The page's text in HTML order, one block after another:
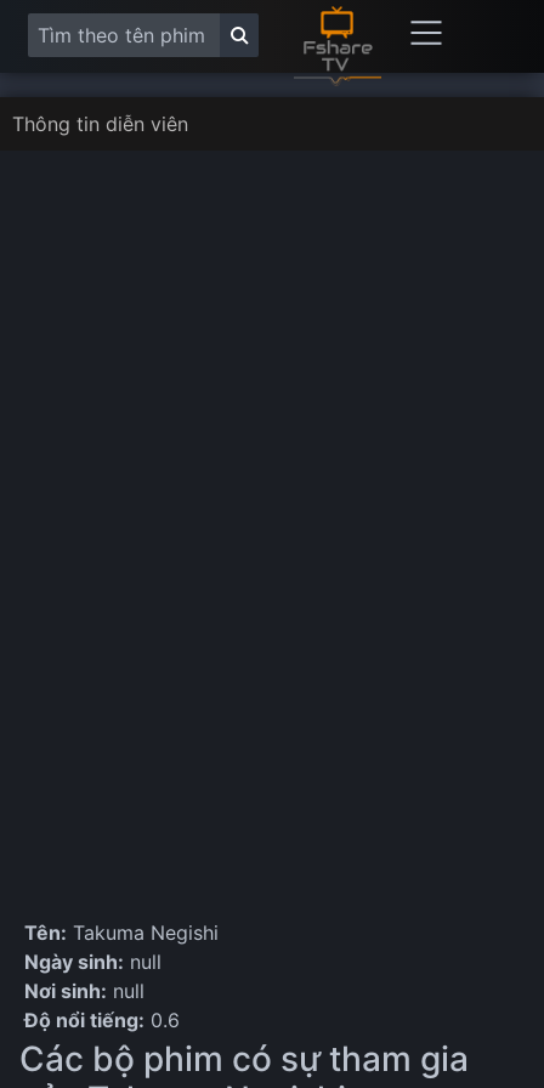
Thông tin diễn viên
Tên: Takuma Negishi
Ngày sinh: null
Nơi sinh: null
Độ nổi tiếng: 0.6
Các bộ phim có sự tham gia